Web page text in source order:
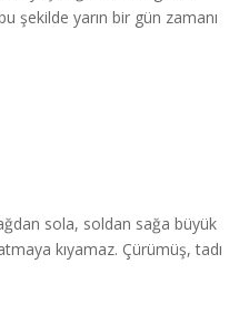
şekilde yarın bir gün zamanı
sola, soldan sağa büyük
kıyamaz. Çürümüş, tadı